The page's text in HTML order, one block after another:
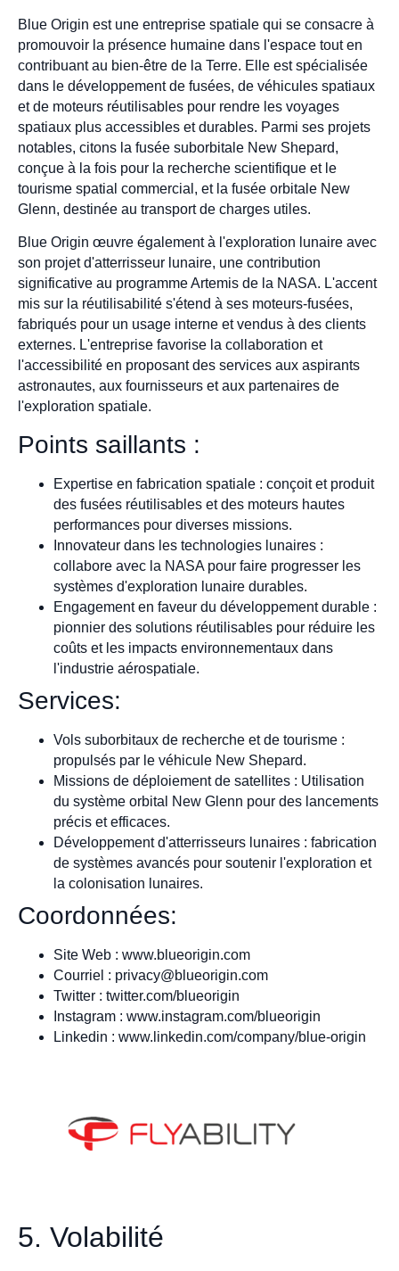
Blue Origin est une entreprise spatiale qui se consacre à
promouvoir la présence humaine dans l'espace tout en
contribuant au bien-être de la Terre. Elle est spécialisée
dans le développement de fusées, de véhicules spatiaux
et de moteurs réutilisables pour rendre les voyages
spatiaux plus accessibles et durables. Parmi ses projets
notables, citons la fusée suborbitale New Shepard,
conçue à la fois pour la recherche scientifique et le
tourisme spatial commercial, et la fusée orbitale New
Glenn, destinée au transport de charges utiles.
Blue Origin œuvre également à l'exploration lunaire avec
son projet d'atterrisseur lunaire, une contribution
significative au programme Artemis de la NASA. L'accent
mis sur la réutilisabilité s'étend à ses moteurs-fusées,
fabriqués pour un usage interne et vendus à des clients
externes. L'entreprise favorise la collaboration et
l'accessibilité en proposant des services aux aspirants
astronautes, aux fournisseurs et aux partenaires de
l'exploration spatiale.
Points saillants :
Expertise en fabrication spatiale : conçoit et produit
des fusées réutilisables et des moteurs hautes
performances pour diverses missions.
Innovateur dans les technologies lunaires :
collabore avec la NASA pour faire progresser les
systèmes d'exploration lunaire durables.
Engagement en faveur du développement durable :
pionnier des solutions réutilisables pour réduire les
coûts et les impacts environnementaux dans
l'industrie aérospatiale.
Services:
Vols suborbitaux de recherche et de tourisme :
propulsés par le véhicule New Shepard.
Missions de déploiement de satellites : Utilisation
du système orbital New Glenn pour des lancements
précis et efficaces.
Développement d'atterrisseurs lunaires : fabrication
de systèmes avancés pour soutenir l'exploration et
la colonisation lunaires.
Coordonnées:
Site Web : www.blueorigin.com
Courriel : privacy@blueorigin.com
Twitter : twitter.com/blueorigin
Instagram : www.instagram.com/blueorigin
Linkedin : www.linkedin.com/company/blue-origin
5. Volabilité